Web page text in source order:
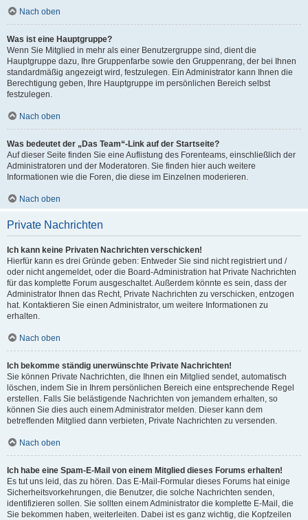
Nach oben
Was ist eine Hauptgruppe?
Wenn Sie Mitglied in mehr als einer Benutzergruppe sind, dient die
Hauptgruppe dazu, Ihre Gruppenfarbe sowie den Gruppenrang, der bei Ihnen
standardmäßig angezeigt wird, festzulegen. Ein Administrator kann Ihnen die
Berechtigung geben, Ihre Hauptgruppe im persönlichen Bereich selbst
festzulegen.
Nach oben
Was bedeutet der „Das Team“-Link auf der Startseite?
Auf dieser Seite finden Sie eine Auflistung des Forenteams, einschließlich der
Administratoren und der Moderatoren. Sie finden hier auch weitere
Informationen wie die Foren, die diese im Einzelnen moderieren.
Nach oben
Private Nachrichten
Ich kann keine Privaten Nachrichten verschicken!
Hierfür kann es drei Gründe geben: Entweder Sie sind nicht registriert und /
oder nicht angemeldet, oder die Board-Administration hat Private Nachrichten
für das komplette Forum ausgeschaltet. Außerdem könnte es sein, dass der
Administrator Ihnen das Recht, Private Nachrichten zu verschicken, entzogen
hat. Kontaktieren Sie einen Administrator, um weitere Informationen zu
erhalten.
Nach oben
Ich bekomme ständig unerwünschte Private Nachrichten!
Sie können Private Nachrichten, die Ihnen ein Mitglied sendet, automatisch
löschen, indem Sie in Ihrem persönlichen Bereich eine entsprechende Regel
erstellen. Falls Sie belästigende Nachrichten von jemandem erhalten, so
können Sie dies auch einem Administrator melden. Dieser kann dem
betreffenden Mitglied dann verbieten, Private Nachrichten zu versenden.
Nach oben
Ich habe eine Spam-E-Mail von einem Mitglied dieses Forums erhalten!
Es tut uns leid, das zu hören. Das E-Mail-Formular dieses Forums hat einige
Sicherheitsvorkehrungen, die Benutzer, die solche Nachrichten senden,
identifizieren sollen. Sie sollten einem Administrator die komplette E-Mail, die
Sie bekommen haben, weiterleiten. Dabei ist es ganz wichtig, die Kopfzeilen